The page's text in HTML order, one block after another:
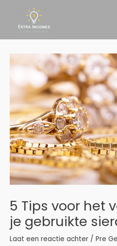
inhoud
5 Tips voor het
je gebruikte
Laat een reactie achter / Pre